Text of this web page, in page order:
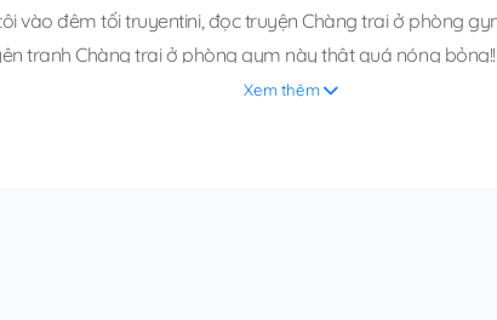
vào đêm tối truyentini,đọc truyện Chàng trai ở phòng
tranh Chàng trai ở phòng gym này thật quá nóng
chí sẽ “ tập luyện” cùng tôi vào đêm tối vivicomi
Xem thêm